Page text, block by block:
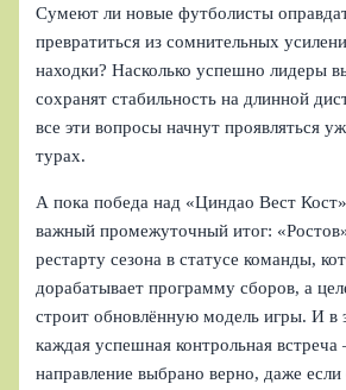
Сумеют ли новые футболисты
превратиться из сомнительных
находки? Насколько успешно лидеры
сохранят стабильность на длинной
все эти вопросы начнут проявляться
турах.
А пока победа над «Циндао Вест
важный промежуточный итог:
рестарту сезона в статусе команды,
дорабатывает программу сборов, а
строит обновлённую модель игры. И в
каждая успешная контрольная встреча
направление выбрано верно, даже если